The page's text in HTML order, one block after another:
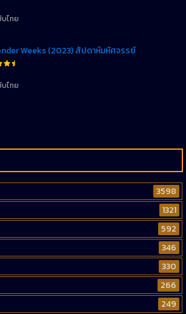
ไทย
Weeks (2023) สัปดาห์มหัศจรรย์
ไทย
3598
1321
592
346
330
266
249